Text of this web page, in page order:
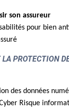
son assureur
pour bien
PROTECTION
des données
Risque